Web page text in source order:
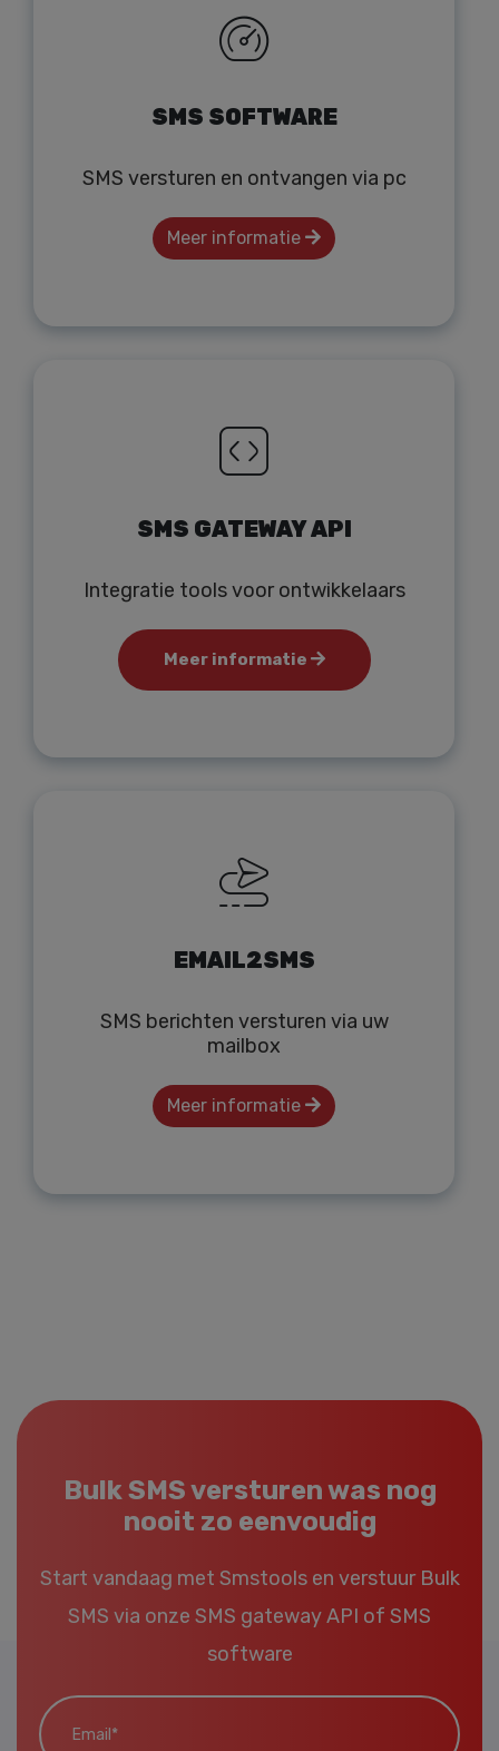
SMS SOFTWARE
SMS versturen en ontvangen via pc
Meer informatie
SMS GATEWAY API
Integratie tools voor ontwikkelaars
Meer informatie
EMAIL2SMS
SMS berichten versturen via uw
mailbox
Meer informatie
Bulk SMS versturen was nog
nooit zo eenvoudig
Start vandaag met Smstools en verstuur Bulk
SMS via onze SMS gateway API of SMS
software
Email*